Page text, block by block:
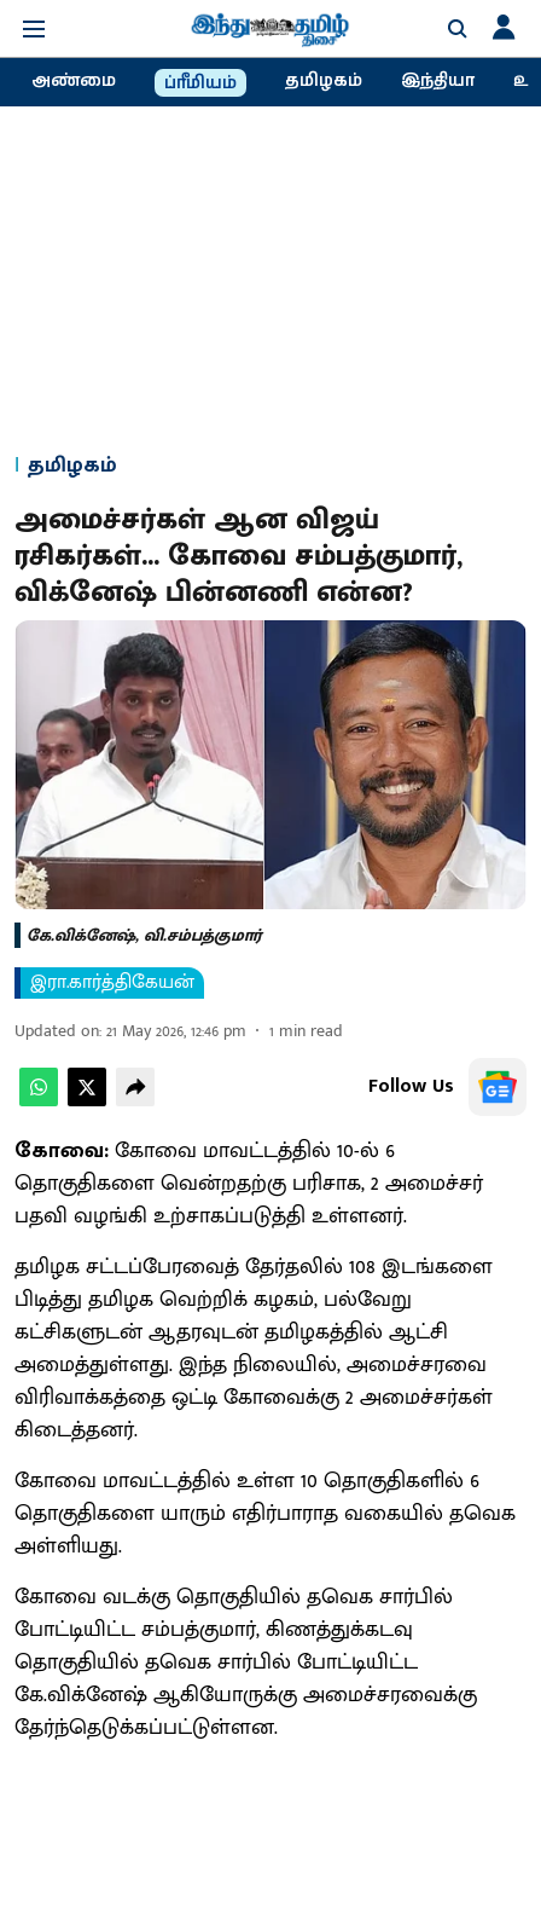
அண்மை ப்ரீமியம் தமிழகம் இந்தியா
தமிழகம்
அமைச்சர்கள் ஆன விஜய்
ரசிகர்கள்... கோவை சம்பத்குமார்,
விக்னேஷ் பின்னணி என்ன?
கே.விக்னேஷ், வி.சம்பத்குமார்
இரா.கார்த்திகேயன்
Updated on:21 May 2026, 12:46 pm 1 min read
Follow Us
கோவை:கோவை மாவட்டத்தில் 10-ல் 6
தொகுதிகளை வென்றதற்கு பரிசாக, 2 அமைச்சர்
பதவி வழங்கி உற்சாகப்படுத்தி உள்ளனர்.
தமிழக சட்டப்பேரவைத் தேர்தலில் 108 இடங்களை
பிடித்து தமிழக வெற்றிக் கழகம், பல்வேறு
கட்சிகளுடன் ஆதரவுடன் தமிழகத்தில் ஆட்சி
அமைத்துள்ளது. இந்த நிலையில், அமைச்சரவை
விரிவாக்கத்தை ஒட்டி கோவைக்கு 2 அமைச்சர்கள்
கிடைத்தனர்.
கோவை மாவட்டத்தில் உள்ள 10 தொகுதிகளில் 6
தொகுதிகளை யாரும் எதிர்பாராத வகையில் தவெக
அள்ளியது.
கோவை வடக்கு தொகுதியில் தவெக சார்பில்
போட்டியிட்ட சம்பத்குமார், கிணத்துக்கடவு
தொகுதியில் தவெக சார்பில் போட்டியிட்ட
கே.விக்னேஷ் ஆகியோருக்கு அமைச்சரவைக்கு
தேர்ந்தெடுக்கப்பட்டுள்ளன.